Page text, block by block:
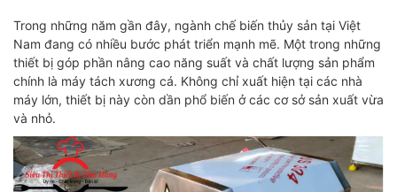
Trong những năm gần đây, ngành chế biến thủy sản tại Việt
Nam đang có nhiều bước phát triển mạnh mẽ. Một trong những
thiết bị góp phần nâng cao năng suất và chất lượng sản phẩm
chính là máy tách xương cá. Không chỉ xuất hiện tại các nhà
máy lớn, thiết bị này còn dần phổ biến ở các cơ sở sản xuất vừa
và nhỏ.